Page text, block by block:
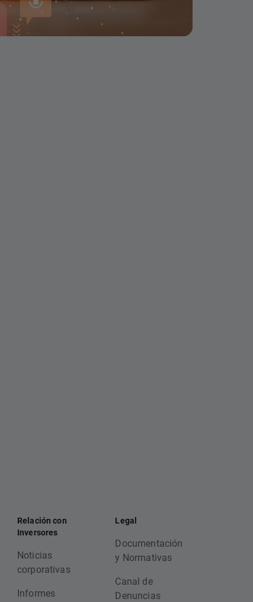
Relación con
Inversores
Noticias
corporativas
Informes
Legal
Documentación
y Normativas
Canal de
Denuncias